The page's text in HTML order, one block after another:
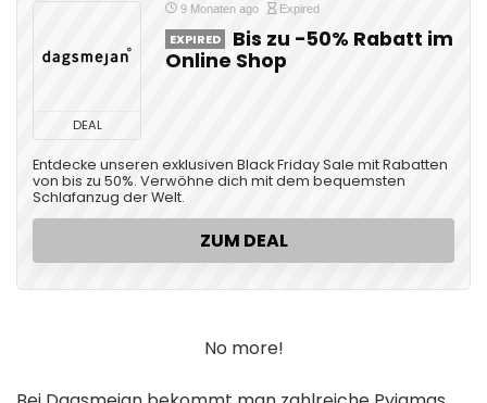
DEAL
9 Monaten ago Expired
EXPIRED
Bis zu -50% Rabatt im
Online Shop
Entdecke unseren exklusiven Black Friday Sale mit Rabatten
von bis zu 50%. Verwöhne dich mit dem bequemsten
Schlafanzug der Welt.
ZUM DEAL
No more!